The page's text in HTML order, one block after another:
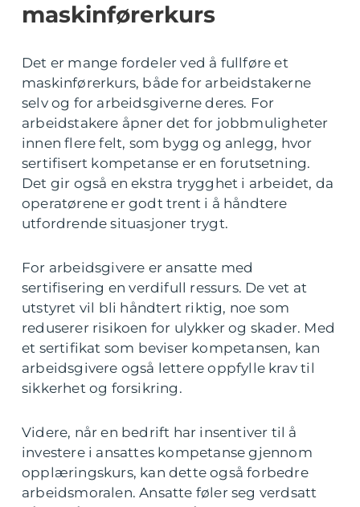
maskinførerkurs
Det er mange fordeler ved å fullføre et
maskinførerkurs, både for arbeidstakerne
selv og for arbeidsgiverne deres. For
arbeidstakere åpner det for jobbmuligheter
innen flere felt, som bygg og anlegg, hvor
sertifisert kompetanse er en forutsetning.
Det gir også en ekstra trygghet i arbeidet, da
operatørene er godt trent i å håndtere
utfordrende situasjoner trygt.
For arbeidsgivere er ansatte med
sertifisering en verdifull ressurs. De vet at
utstyret vil bli håndtert riktig, noe som
reduserer risikoen for ulykker og skader. Med
et sertifikat som beviser kompetansen, kan
arbeidsgivere også lettere oppfylle krav til
sikkerhet og forsikring.
Videre, når en bedrift har insentiver til å
investere i ansattes kompetanse gjennom
opplæringskurs, kan dette også forbedre
arbeidsmoralen. Ansatte føler seg verdsatt